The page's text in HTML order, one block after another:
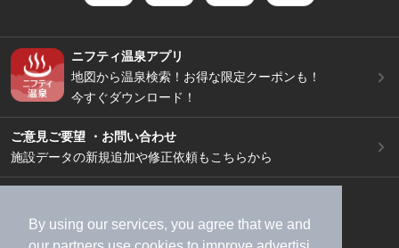
By using our services, you agree that we and
ニフティ温泉アプリ
地図から温泉検索！お得な限定クーポンも！
今すぐダウンロード！
ご意見ご要望 ・お問い合わせ
施設データの新規追加や修正依頼もこちらから
加盟店募集（資料請求）
広告出稿のご案内